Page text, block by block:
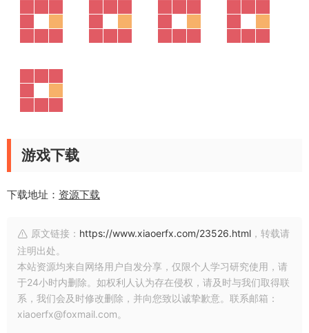
游戏下载
下载地址： 资源下载
原文链接： https://www.xiaoerfx.com/23526.html ，转载请
注明出处。
本站资源均来自网络用户自发分享，仅限个人学习研究使用，请
于24小时内删除。如权利人认为存在侵权，请及时与我们取得联
系，我们会及时修改删除，并向您致以诚挚歉意。联系邮箱：
xiaoerfx@foxmail.com。